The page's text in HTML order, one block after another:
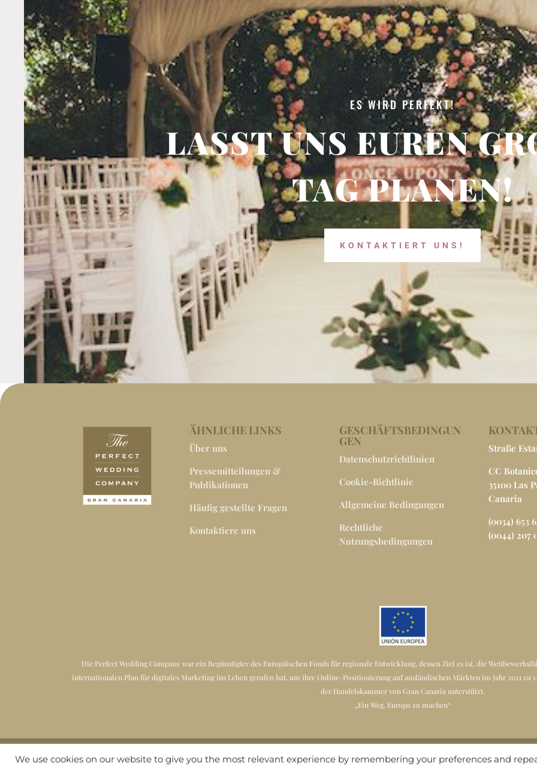
ES WIRD PERFEKT!
LASST UNS EUREN
AG PLANEN!
KONTAKTIERT UNS!
ÄHNLICHE LINKS
Über uns
Pressemitteilungen &
Publikationen
Häufig gestellte Fragen
Kontaktiere uns
GESCHÄFTSBEDINGUN
GEN
Datenschutzrichtlinien
Cookie-Richtlinie
Allgemeine Bedingungen
Rechtliche
Nutzungsbedingungen
Straße
CC
35100 Las
Canaria
(0034) 653
(0044) 207
Die Perfect Wedding Company war ein Begünstigter des Europäischen Fonds für regionale Entwicklung, dessen Ziel es ist, die
internationalen Plan für digitales Marketing ins Leben gerufen hat, um ihre Online-Positionierung auf ausländischen Märkten im Jahr 2021 zu
der Handelskammer von Gran Canaria unterstützt.
„Ein Weg, Europa zu machen“
Copyright © 2021 Perfect Wedding Company Gran Canaria
We use cookies on our website to give you the most relevant experience by remembering your preferences and